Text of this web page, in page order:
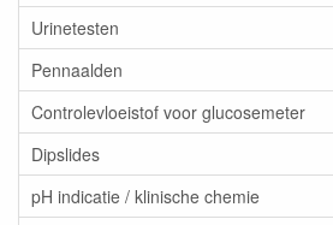
Urinetesten
Pennaalden
Controlevloeistof voor glucosemeter
Dipslides
pH indicatie / klinische chemie